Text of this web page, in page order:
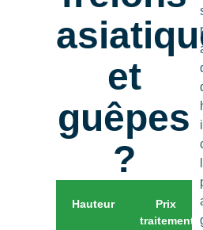
et
guêpes
?
Hauteur
Prix
traitement